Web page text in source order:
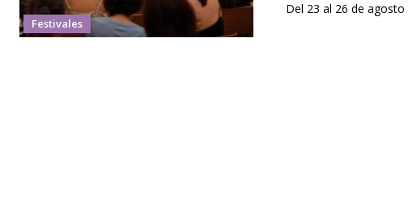
Festivales
Del 23 al 26 de agosto